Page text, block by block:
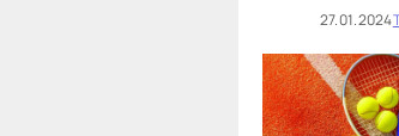
27.01.2024